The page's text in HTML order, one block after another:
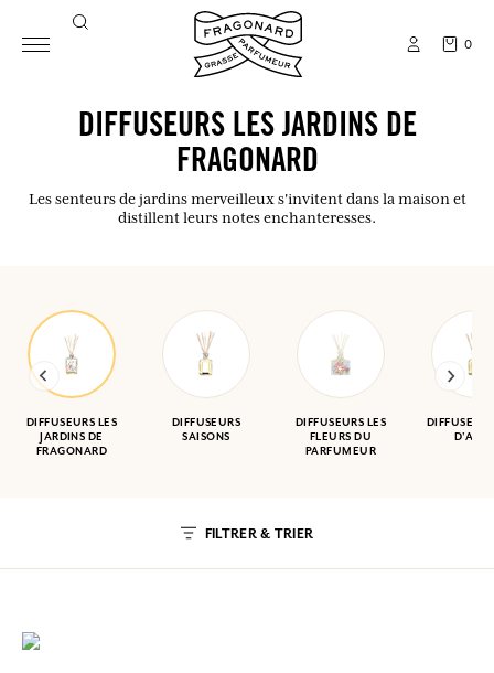
0
DIFFUSEURS LES JARDINS DE
FRAGONARD
Les senteurs de jardins merveilleux s'invitent dans la maison et
distillent leurs notes enchanteresses.
DIFFUSEURS LES
JARDINS DE
FRAGONARD
DIFFUSEURS
SAISONS
DIFFUSEURS LES
FLEURS DU
PARFUMEUR
DIFFUSEUR
FILTRER & TRIER